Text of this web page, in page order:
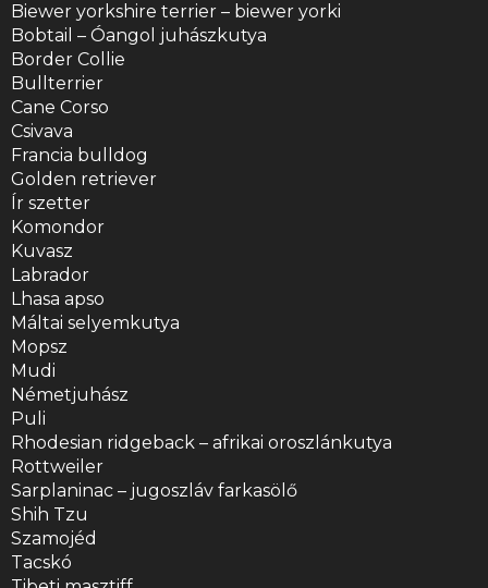
Biewer yorkshire terrier – biewer yorki
Bobtail – Óangol juhászkutya
Border Collie
Bullterrier
Cane Corso
Csivava
Francia bulldog
Golden retriever
Ír szetter
Komondor
Kuvasz
Labrador
Lhasa apso
Máltai selyemkutya
Mopsz
Mudi
Németjuhász
Puli
Rhodesian ridgeback – afrikai oroszlánkutya
Rottweiler
Sarplaninac – jugoszláv farkasölő
Shih Tzu
Szamojéd
Tacskó